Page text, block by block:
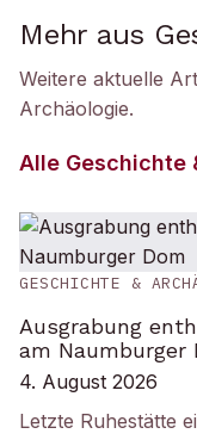
Mehr aus
Weitere aktuelle
Archäologie.
Alle Geschichte
GESCHICHTE &
Ausgrabung
am Naumburger
4. August 2026
Letzte Ruhestätte